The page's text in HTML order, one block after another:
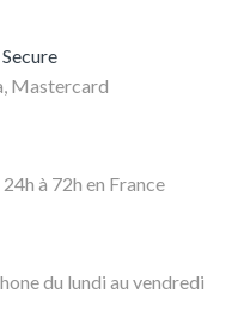
Mastercard
à 72h en France
du lundi au vendredi